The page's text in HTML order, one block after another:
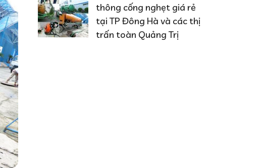
thông cống nghẹt giá rẻ
tại TP Đông Hà và các thị
trấn toàn Quảng Trị